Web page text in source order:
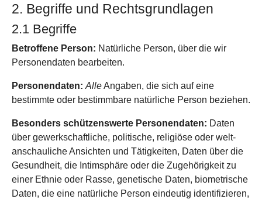
2. Begriffe und Rechts­grundlagen
2.1 Begriffe
Betroffene Person: Natürliche Person, über die wir
Personen­daten bearbeiten.
Personen­daten: AlleAngaben, die sich auf eine
bestimmte oder bestimmbare natürliche Person beziehen.
Besonders schützenswerte Personen­daten: Daten
über gewerk­schaftliche, politische, religiöse oder welt­
anschauliche Ansichten und Tätigkeiten, Daten über die
Gesund­heit, die Intim­sphäre oder die Zugehörigkeit zu
einer Ethnie oder Rasse, genetische Daten, biometrische
Daten, die eine natürliche Person eindeutig identifizieren,